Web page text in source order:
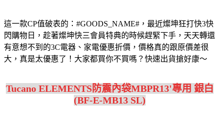
這一款CP值破表的：#GOODS_NAME#，最近燦坤狂打快3快
閃購物日，趁著燦坤快三會員特典的時候趕緊下手，天天轉還
有意想不到的3C電器、家電優惠折價，價格真的跟原價差很
大，真是太優惠了！大家都買你不買嗎？快速出貨搶好康～
Tucano ELEMENTS防震內袋MBPR13'專用 銀白
(BF-E-MB13 SL)